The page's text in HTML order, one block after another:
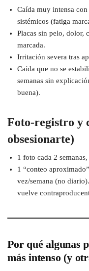
Caída muy intensa
sistémicos (fatiga
Placas sin pelo, dolor,
marcada.
Irritación severa tras
Caída que no se
semanas sin
buena).
Foto-registro y
obsesionarte)
1 foto cada 2
1 “conteo
vez/semana (no
vuelve
Por qué algunas
más intenso (y